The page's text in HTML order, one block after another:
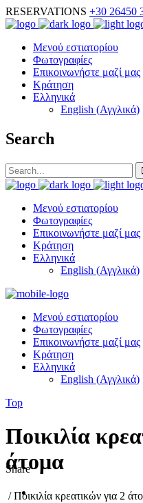
RESERVATIONS +30 26450
Μενού εστιατορίου
Φωτογραφίες
Επικοινωνήστε μαζί μας
Κράτηση
Ελληνικά
English (Αγγλικά)
Search
Μενού εστιατορίου
Φωτογραφίες
Επικοινωνήστε μαζί μας
Κράτηση
Ελληνικά
English (Αγγλικά)
Μενού εστιατορίου
Φωτογραφίες
Επικοινωνήστε μαζί μας
Κράτηση
Ελληνικά
English (Αγγλικά)
Top
Ποικιλία
άτομα
/Ποικιλία κρεατικών για 2
Share